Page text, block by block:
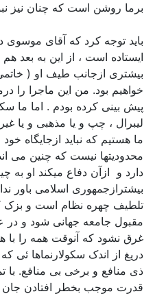
برما روشن است که چنان نیز
باید توجه کرد که آقای موسوی
ایستاده است ، از این به بعد
بیشتری ازجانب طیف او (
خواهیم بود. من این ماجرا را
پیش بینی کرده بودم . اما ما
لیبرال ، چپ و یا مذهبی و یا
ما هستیم که نباید ازجایگاه
محدودیتها نیست که چنین می
دارد و ازآن دفاع میکند او به
بیشترازجمهوری اسلامی باور
تلطیف چهره نظام است و بزک
مقبول جامعه جهانی شود و در
غرق نشود که آنوقت همه را با
دریغ از اندک سکولارنماها ئی
ذی منافع و برخی بی منافع. با
قدرت موجب بخطر افتادن جان